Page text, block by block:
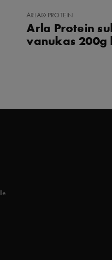
LISÄÄ
ARLA® PROTEIN
Arla Protein
vanukas